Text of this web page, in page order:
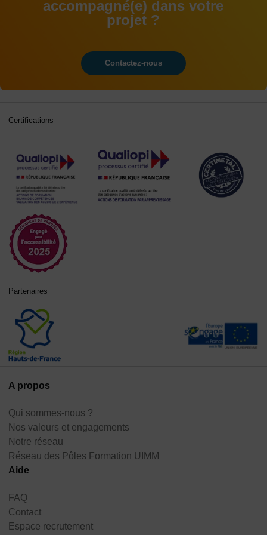
accompagné(e) dans votre
projet ?
Contactez-nous
A propos
Qui sommes-nous ?
Nos valeurs et engagements
Notre réseau
Réseau des Pôles Formation UIMM
Aide
FAQ
Contact
Espace recrutement
Certifications
Partenaires